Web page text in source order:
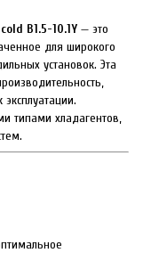
B1.5-10.1Y — это
для широкого
установок. Эта
типами хладагентов,